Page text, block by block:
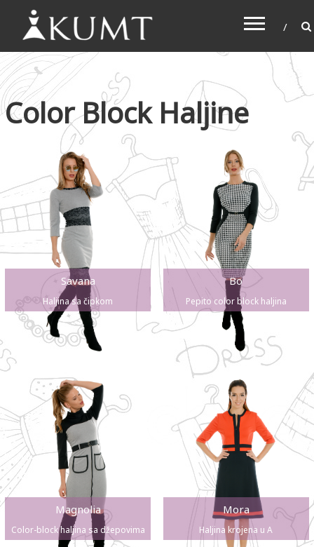
KUMT
Haljine online
Color Block Haljine
Savana
Haljina sa čipkom
Bo
Pepito color block haljina
Magnolia
Color-block haljina sa džepovima
Mora
Haljina krojena u A